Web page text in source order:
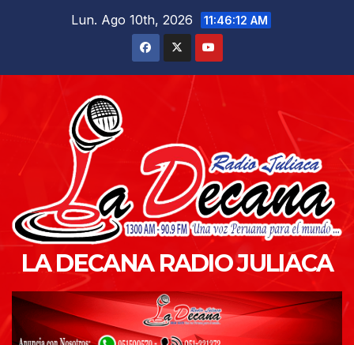
Lun. Ago 10th, 2026 11:46:14 AM
LA DECANA RADIO JULIACA